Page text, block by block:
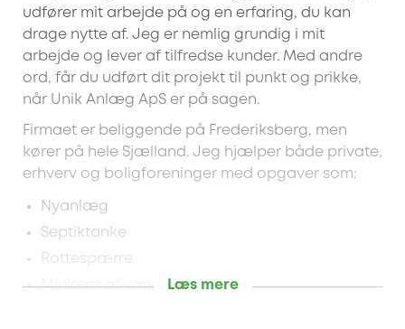
udfører mit arbejde på og en erfaring, du kan
drage nytte af. Jeg er nemlig grundig i mit
arbejde og lever af tilfredse kunder. Med andre
ord, får du udført dit projekt til punkt og prikke,
når Unik Anlæg ApS er på sagen.
Firmaet er beliggende på Frederiksberg, men
kører på hele Sjælland. Jeg hjælper både private,
erhverv og boligforeninger med opgaver som:
Nyanlæg
Septiktanke
Rottespærre
Minirens af vand
Læs mere